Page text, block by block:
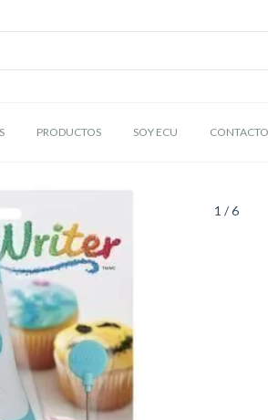
PRODUCTOS SOY ECU CONTACTO
1 /6